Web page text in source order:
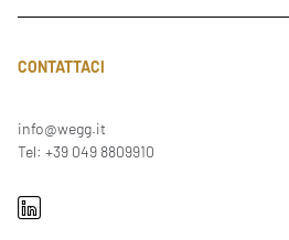
CONTATTACI
info@wegg.it
Tel: +39 049 8809910